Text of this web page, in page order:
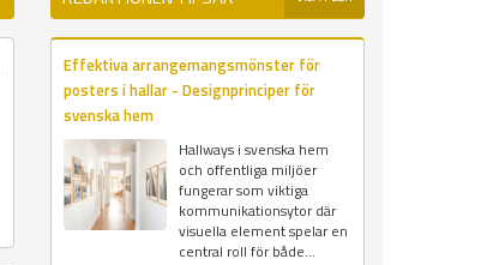
Effektiva arrangemangsmönster för
posters i hallar - Designprinciper för
svenska hem
Hallways i svenska hem
och offentliga miljöer
fungerar som viktiga
kommunikationsytor där
visuella element spelar en
central roll för både...